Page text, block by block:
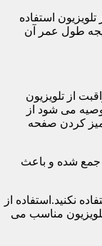
استفاده
طول عمر آن
از تلویزیون
می شود از
کردن صفحه
جمع شده و باعث
نکنید.استفاده از
مناسب می